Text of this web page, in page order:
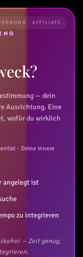
· AFFILIATE
— dein
Ausrichtung. Eine
wofür du wirklich
· Deine innere
angelegt ist
zu integrieren
— Zeit genug,